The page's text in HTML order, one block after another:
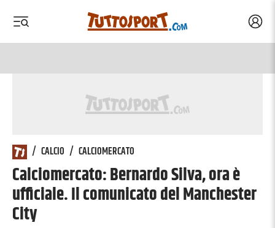
/ CALCIO / CALCIOMERCATO
Calciomercato: Bernardo Silva, ora è
ufficiale. Il comunicato del Manchester
City